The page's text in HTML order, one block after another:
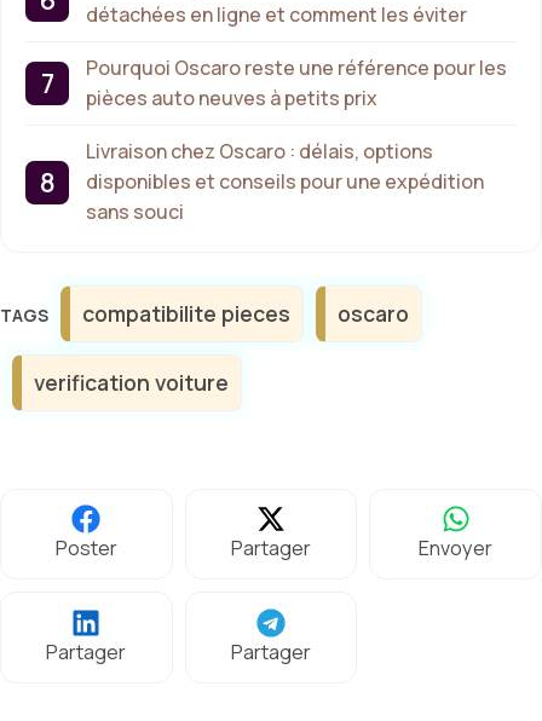
détachées en ligne et comment les éviter
Pourquoi Oscaro reste une référence pour les
pièces auto neuves à petits prix
Livraison chez Oscaro : délais, options
disponibles et conseils pour une expédition
sans souci
Étiquettes
compatibilite pieces oscaro
verification voiture
Poster Partager Envoyer
Partager Partager